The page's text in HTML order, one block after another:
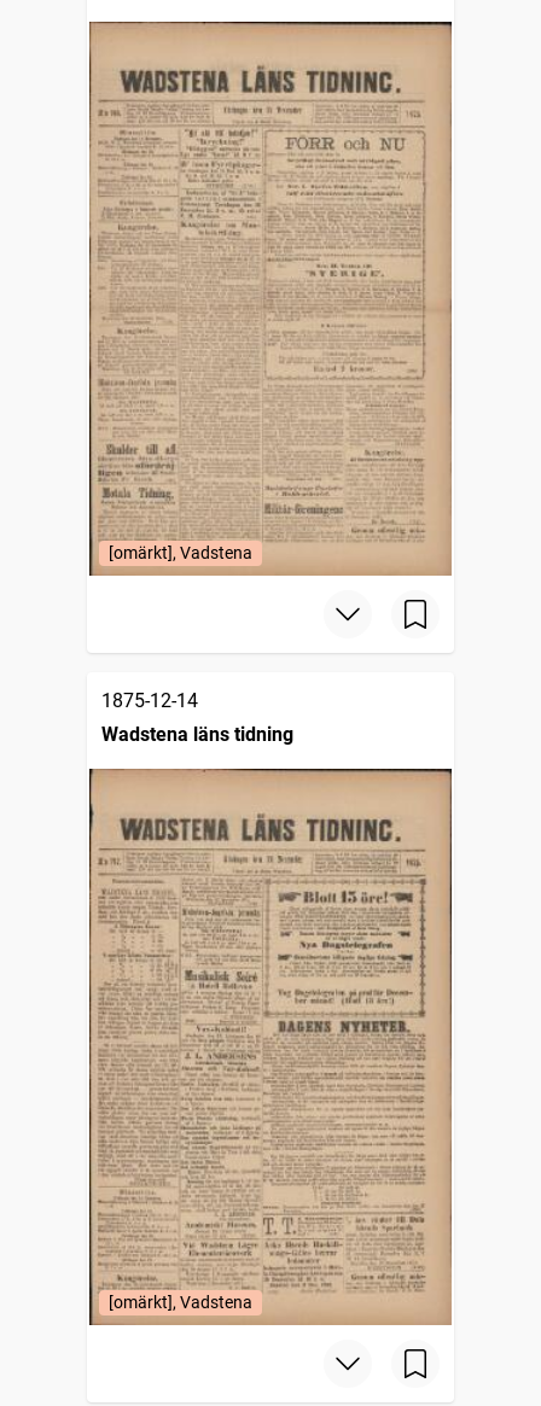
[omärkt], Vadstena
1875-12-14
Wadstena läns tidning
[omärkt], Vadstena